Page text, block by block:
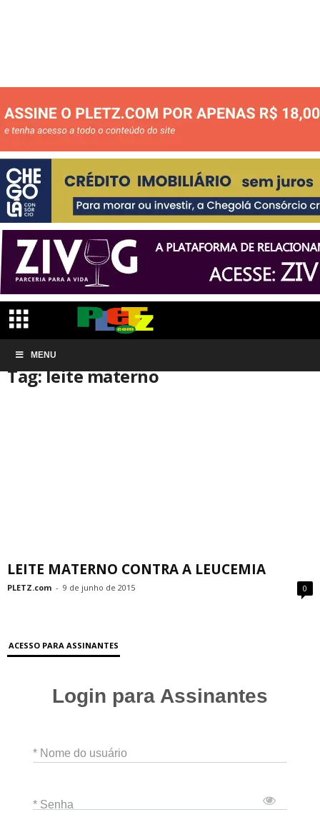
MENU
Início Tags
Tag: leite materno
LEITE MATERNO CONTRA A LEUCEMIA
PLETZ.com - 9 de junho de 2015 0
ACESSO PARA ASSINANTES
Login para Assinantes
* Nome do usuário
* Senha